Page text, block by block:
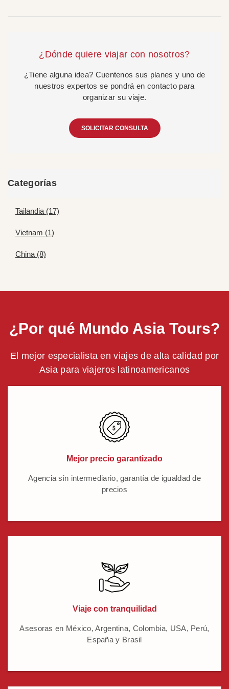
¿Dónde quiere viajar con nosotros?
¿Tiene alguna idea? Cuentenos sus planes y uno de
nuestros expertos se pondrá en contacto para
organizar su viaje.
SOLICITAR CONSULTA
Categorías
Tailandia (17)
Vietnam (1)
China (8)
¿Por qué Mundo Asia Tours?
El mejor especialista en viajes de alta calidad por
Asia para viajeros latinoamericanos
Mejor precio garantizado
Agencia sin intermediario, garantía de igualdad de
precios
Viaje con tranquilidad
Asesoras en México, Argentina, Colombia, USA, Perú,
España y Brasil